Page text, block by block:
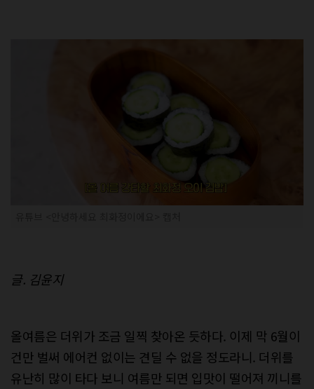
글. 김윤지
올여름은 더위가 조금 일찍 찾아온 듯하다. 이제 막 6월이
건만 벌써 에어컨 없이는 견딜 수 없을 정도라니. 더위를
유난히 많이 타다 보니 여름만 되면 입맛이 떨어져 끼니를